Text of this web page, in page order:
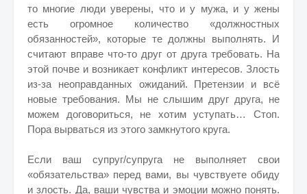
то многие люди уверены, что и у мужа, и у жены
есть огромное количество «должностных
обязанностей», которые те должны выполнять. И
считают вправе что-то друг от друга требовать. На
этой почве и возникает конфликт интересов. Злость
из-за неоправданных ожиданий. Претензии и всё
новые требования. Мы не слышим друг друга, не
можем договориться, не хотим уступать… Стоп.
Пора вырваться из этого замкнутого круга.
Если ваш супруг/супруга не выполняет свои
«обязательства» перед вами, вы чувствуете обиду
и злость. Да, ваши чувства и эмоции можно понять.